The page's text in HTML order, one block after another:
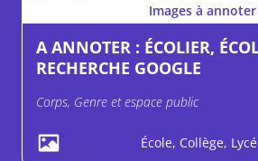
Images à annoter
A ANNOTER : ÉCOLIER,
RECHERCHE GOOGLE
Corps, Genre et espace public
École, Collège,